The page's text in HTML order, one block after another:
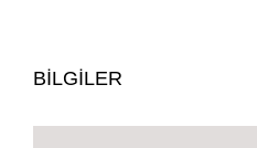
BİLGİLER